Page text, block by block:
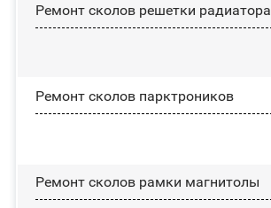
Ремонт сколов решетки радиатора
Ремонт сколов парктроников
Ремонт сколов рамки магнитолы